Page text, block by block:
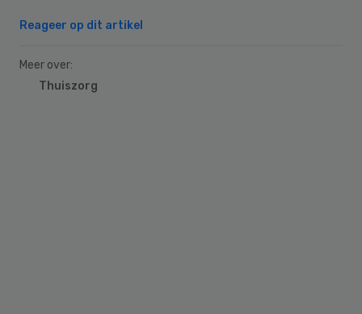
Reageer op dit artikel
Meer over:
Thuiszorg